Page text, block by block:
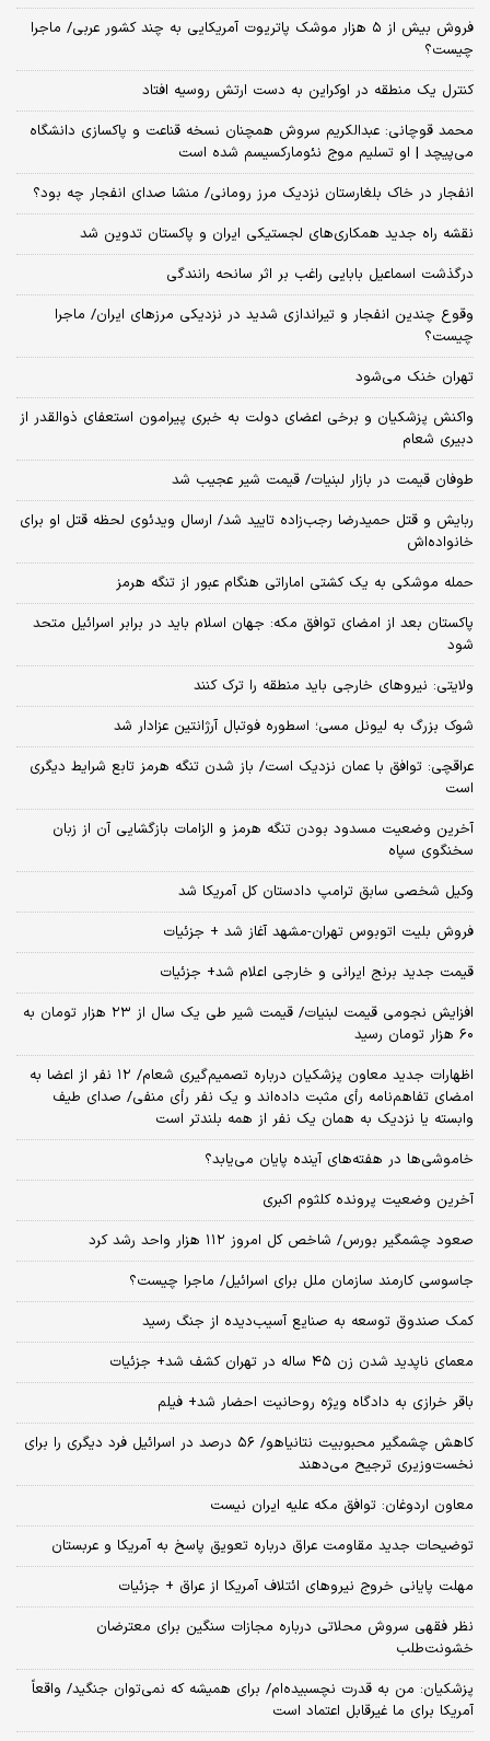
فروش بیش از ۵ هزار موشک پاتریوت آمریکایی به چند کشور عربی/ ماجرا
چیست؟
کنترل یک منطقه در اوکراین به دست ارتش روسیه افتاد
محمد قوچانی: عبدالکریم سروش همچنان نسخه قناعت و پاکسازی دانشگاه
می‌پیچد | او تسلیم موج نئومارکسیسم شده است
انفجار در خاک بلغارستان نزدیک مرز رومانی/ منشا صدای انفجار چه بود؟
نقشه راه جدید همکاری‌های لجستیکی ایران و پاکستان تدوین شد
درگذشت اسماعیل بابایی راغب بر اثر سانحه رانندگی
وقوع چندین انفجار و تیراندازی شدید در نزدیکی مرز‌های ایران/ ماجرا
چیست؟
تهران خنک می‌شود
واکنش پزشکیان و برخی اعضای دولت به خبری پیرامون استعفای ذوالقدر از
دبیری شعام
طوفان قیمت در بازار لبنیات/ قیمت شیر عجیب شد
ربایش و قتل حمیدرضا رجب‌زاده تایید شد/ ارسال ویدئوی لحظه قتل او برای
خانواده‌اش
حمله موشکی به یک کشتی اماراتی هنگام عبور از تنگه هرمز
پاکستان بعد از امضای توافق مکه: جهان اسلام باید در برابر اسرائیل متحد
شود
ولایتی: نیروهای خارجی باید منطقه را ترک کنند
شوک بزرگ به لیونل مسی؛ اسطوره فوتبال آرژانتین عزادار شد
عراقچی: توافق با عمان نزدیک است/ باز شدن تنگه هرمز تابع شرایط دیگری
است
آخرین وضعیت مسدود بودن تنگه هرمز و الزامات بازگشایی آن از زبان
سخنگوی سپاه
وکیل شخصی سابق ترامپ دادستان کل آمریکا شد
فروش بلیت اتوبوس تهران-مشهد آغاز شد + جزئیات
قیمت جدید برنج ایرانی و خارجی اعلام شد+ جزئیات
افزایش نجومی قیمت لبنیات/ قیمت شیر طی یک سال از ۲۳ هزار تومان به
۶۰ هزار تومان رسید
اظهارات جدید معاون پزشکیان درباره تصمیم‌گیری شعام/ ۱۲ نفر از اعضا به
امضای تفاهم‌نامه رأی مثبت داده‌اند و یک نفر رأی منفی/ صدای طیف
وابسته یا نزدیک به همان یک نفر از همه بلندتر است
خاموشی‌ها در هفته‌های آینده پایان می‌یابد؟
آخرین وضعیت پرونده کلثوم اکبری
صعود چشمگیر بورس/ شاخص کل امروز ۱۱۲ هزار واحد رشد کرد
جاسوسی کارمند سازمان ملل برای اسرائیل/ ماجرا چیست؟
کمک صندوق توسعه به صنایع آسیب‌دیده از جنگ رسید
معمای ناپدید شدن زن ۴۵ ساله در تهران کشف شد+ جزئیات
باقر خرازی به دادگاه ویژه روحانیت احضار شد+ فیلم
کاهش چشمگیر محبوبیت نتانیاهو/ ۵۶ درصد در اسرائیل فرد دیگری را برای
نخست‌وزیری ترجیح می‌دهند
معاون اردوغان: توافق مکه علیه ایران نیست
توضیحات جدید مقاومت عراق درباره تعویق پاسخ به آمریکا و عربستان
مهلت پایانی خروج نیروهای ائتلاف آمریکا از عراق + جزئیات
نظر فقهی سروش محلاتی درباره مجازات سنگین برای معترضان
خشونت‌طلب
پزشکیان: من به قدرت نچسبیده‌ام/ برای همیشه که نمی‌توان جنگید/ واقعاً
آمریکا برای ما غیرقابل اعتماد است